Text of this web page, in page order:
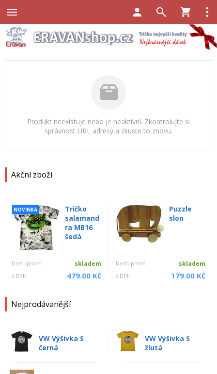
Akční zboží
NOVINKA
Tričko
salamand
ra MB16
šedá
Dostupnost skladem
s DPH 479.00 Kč
Puzzle
slon
Dostupnost skladem
s DPH 179.00 Kč
Nejprodávanější
VW Výšivka S
černá
VW Výšivka S
žlutá
Produkt neexistuje nebo je neaktivní. Zkontrolujte si
správnost URL adresy a zkuste to znovu.